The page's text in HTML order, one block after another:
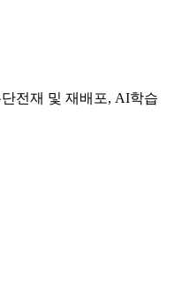
전재 및 재배포, AI학습